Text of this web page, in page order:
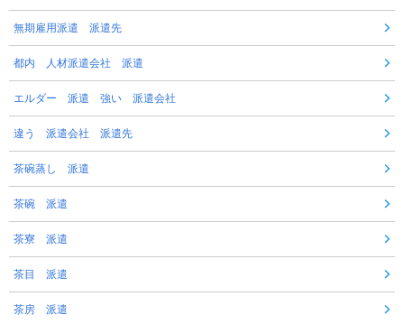
無期雇用派遣 派遣先
都内 人材派遣会社 派遣
エルダー 派遣 強い 派遣会社
違う 派遣会社 派遣先
茶碗蒸し 派遣
茶碗 派遣
茶寮 派遣
茶目 派遣
茶房 派遣